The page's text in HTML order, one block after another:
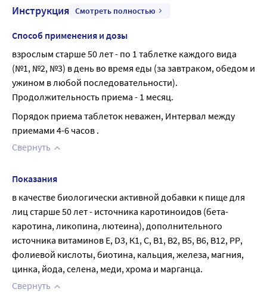
Инструкция Смотреть полностью
Способ применения и дозы
взрослым старше 50 лет - по 1 таблетке каждого вида
(№1, №2, №3) в день во время еды (за завтраком, обедом и
ужином в любой последовательности).
Продолжительность приема - 1 месяц.
Порядок приема таблеток неважен, Интервал между
приемами 4-6 часов .
Свернуть
Показания
в качестве биологически активной добавки к пище для
лиц старше 50 лет - источника каротиноидов (бета-
каротина, ликопина, лютеина), дополнительного
источника витаминов Е, D3, К1, С, В1, В2, В5, В6, В12, РР,
фолиевой кислоты, биотина, кальция, железа, магния,
цинка, йода, селена, меди, хрома и марганца.
Свернуть